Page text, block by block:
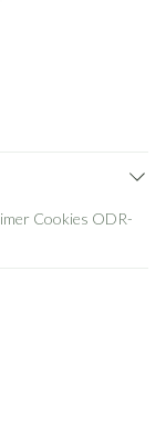
Cookies ODR-